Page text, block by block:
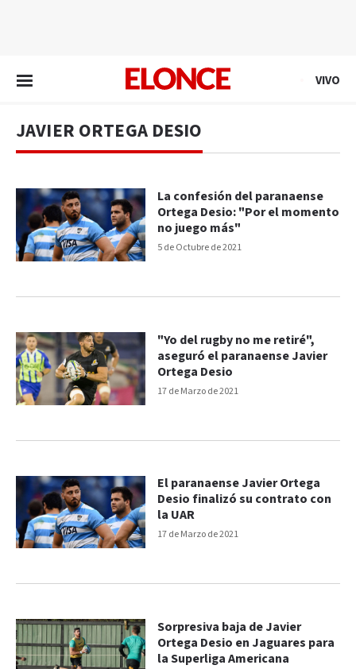
VIVO
JAVIER ORTEGA DESIO
5 de Octubre de 2021
La confesión del paranaense
Ortega Desio: "Por el momento
no juego más"
17 de Marzo de 2021
"Yo del rugby no me retiré",
aseguró el paranaense Javier
Ortega Desio
17 de Marzo de 2021
El paranaense Javier Ortega
Desio finalizó su contrato con
la UAR
Sorpresiva baja de Javier
Ortega Desio en Jaguares para
la Superliga Americana